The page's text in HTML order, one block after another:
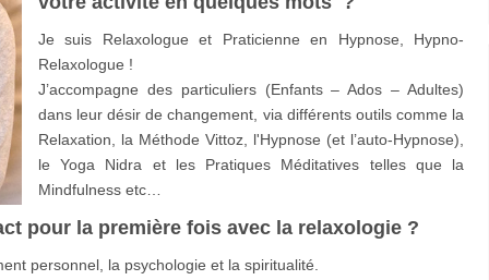
Je suis Relaxologue et Praticienne en Hypnose, Hypno-
Relaxologue !
J’accompagne des particuliers (Enfants – Ados – Adultes)
dans leur désir de changement, via différents outils comme la
Relaxation, la Méthode Vittoz, l'Hypnose (et l’auto-Hypnose),
le Yoga Nidra et les Pratiques Méditatives telles que la
Mindfulness etc…
pour la première fois avec la relaxologie ?
personnel, la psychologie et la spiritualité.